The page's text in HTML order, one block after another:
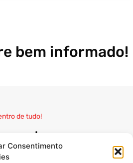
Consentimento
bem informado!
de tudo!
receba nossas
atualizadas